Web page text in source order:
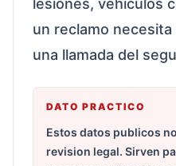
lesiones, vehiculos
un reclamo necesita
una llamada del
DATO PRACTICO
Estos datos publicos
revision legal. Sirven